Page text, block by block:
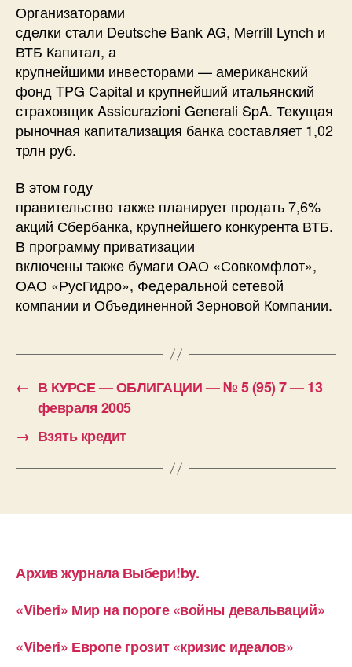
Организаторами
сделки стали Deutsche Bank AG, Merrill Lynch и
ВТБ Капитал, а
крупнейшими инвесторами — американский
фонд TPG Capital и крупнейший итальянский
страховщик Assicurazioni Generali SpA. Текущая
рыночная капитализация банка составляет 1,02
трлн руб.
В этом году
правительство также планирует продать 7,6%
акций Сбербанка, крупнейшего конкурента ВТБ.
В программу приватизации
включены также бумаги ОАО «Совкомфлот»,
ОАО «РусГидро», Федеральной сетевой
компании и Объединенной Зерновой Компании.
← В КУРСЕ — ОБЛИГАЦИИ — № 5 (95) 7 — 13
февраля 2005
→ Взять кредит
Архив журнала Выбери!by.
«Viberi» Мир на пороге «войны девальваций»
«Viberi» Европе грозит «кризис идеалов»